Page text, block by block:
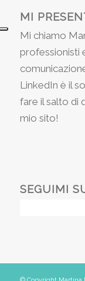
MI
Mi chiamo
professionisti
LinkedIn è il
fare il salto di
mio sito!
SEGUIMI